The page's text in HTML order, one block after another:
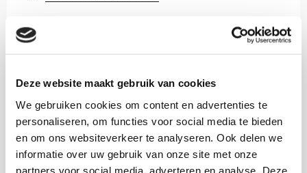
Deze website maakt gebruik van cookies
We gebruiken cookies om content en advertenties te
personaliseren, om functies voor social media te bieden
en om ons websiteverkeer te analyseren. Ook delen we
informatie over uw gebruik van onze site met onze
partners voor social media, adverteren en analyse. Deze
Malon Peeters-Osseyran
Medior onderzoeker